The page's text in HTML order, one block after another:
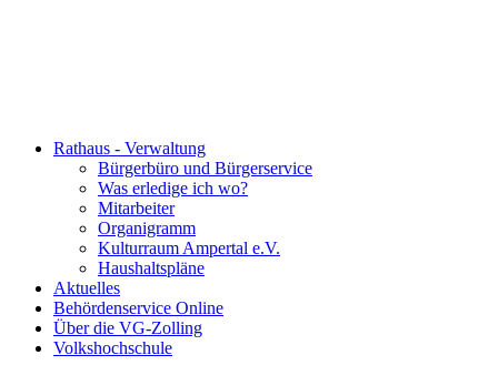
Rathaus - Verwaltung
Bürgerbüro und Bürgerservice
Was erledige ich wo?
Mitarbeiter
Organigramm
Kulturraum Ampertal e.V.
Haushaltspläne
Aktuelles
Behördenservice Online
Über die VG-Zolling
Volkshochschule